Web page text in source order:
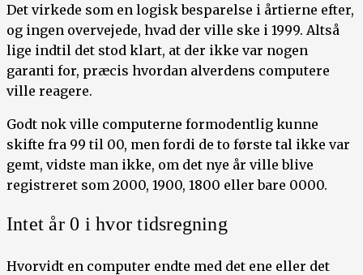
Det virkede som en logisk besparelse i årtierne efter,
og ingen overvejede, hvad der ville ske i 1999. Altså
lige indtil det stod klart, at der ikke var nogen
garanti for, præcis hvordan alverdens computere
ville reagere.
Godt nok ville computerne formodentlig kunne
skifte fra 99 til 00, men fordi de to første tal ikke var
gemt, vidste man ikke, om det nye år ville blive
registreret som 2000, 1900, 1800 eller bare 0000.
Intet år 0 i hvor tidsregning
Hvorvidt en computer endte med det ene eller det